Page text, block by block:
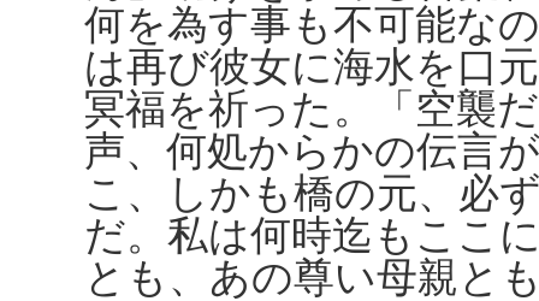
何を為す事も不可能な
は再び彼女に海水を口
冥福を祈った。「空襲
声、何処からかの伝言
こ、しかも橋の元、必
だ。私は何時迄もここ
とも、あの尊い母親と